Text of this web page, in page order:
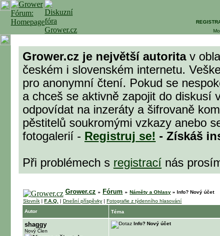
Grower.cz je největší autoritav
českém i slovenském internetu.
pro anonymní čtení. Pokud se
a chceš se aktivně zapojit do diskusí
odpovídat na inzeráty a šifrovaně
pěstitelů soukromými vzkazy anebo
fotogalerií - Registruj se! - Získáš
Při problémech s registrací nás
Grower.cz » Fórum » Náměty a Ohlasy » Info? Nový účet
Slovník | F.A.Q. | Dnešní příspěvky | Fotografie z týdenního hlasování
Autor
Téma
shaggy
Nový Člen
Info? Nový účet